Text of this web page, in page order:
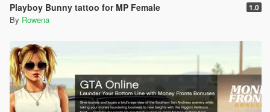
Playboy Bunny tattoo for MP Female 1.0
By Rowena